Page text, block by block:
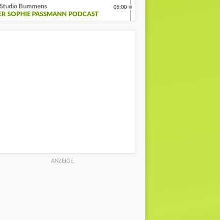
Bummens
SOPHIE PASSMANN PODCAST
05:00